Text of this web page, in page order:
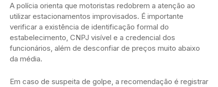
A polícia orienta que motoristas redobrem a atenção ao
utilizar estacionamentos improvisados. É importante
verificar a existência de identificação formal do
estabelecimento, CNPJ visível e a credencial dos
funcionários, além de desconfiar de preços muito abaixo
da média.
Em caso de suspeita de golpe, a recomendação é registrar